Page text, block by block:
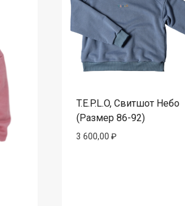
T.E.P.L.O, Свитшот Небо
(Размер 86-92)
3 600,00 ₽